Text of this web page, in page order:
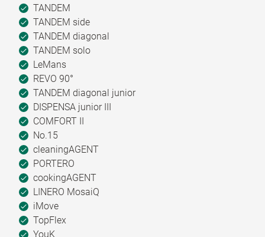
TANDEM
TANDEM side
TANDEM diagonal
TANDEM solo
LeMans
REVO 90°
TANDEM diagonal junior
DISPENSA junior III
COMFORT II
No.15
cleaningAGENT
PORTERO
cookingAGENT
LINERO MosaiQ
iMove
TopFlex
YouK